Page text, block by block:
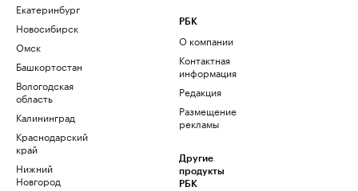
Екатеринбург
Новосибирск
Омск
Башкортостан
Вологодская
область
Калининград
Краснодарский
край
Нижний
Новгород
РБК
О компании
Контактная
информация
Редакция
Размещение
рекламы
Другие
продукты
РБК